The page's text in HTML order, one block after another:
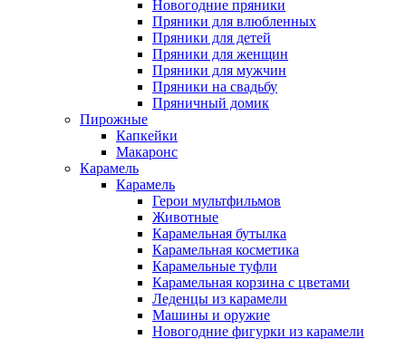
Новогодние пряники
Пряники для влюбленных
Пряники для детей
Пряники для женщин
Пряники для мужчин
Пряники на свадьбу
Пряничный домик
Пирожные
Капкейки
Макаронс
Карамель
Карамель
Герои мультфильмов
Животные
Карамельная бутылка
Карамельная косметика
Карамельные туфли
Карамельная корзина с цветами
Леденцы из карамели
Машины и оружие
Новогодние фигурки из карамели